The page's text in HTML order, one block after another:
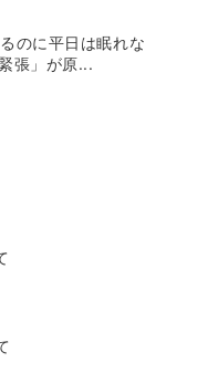
のに平日は眠れな
張」が原...